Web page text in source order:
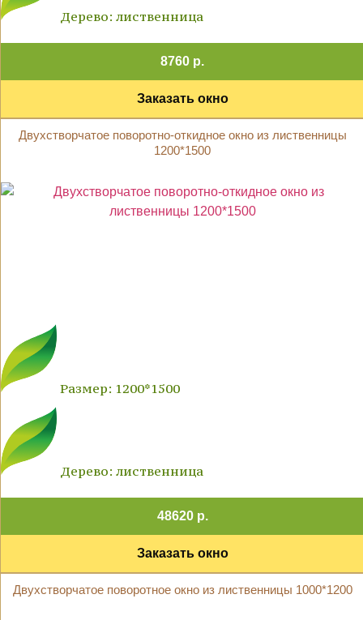
Дерево: лиственница
8760 р.
Заказать окно
Двухстворчатое поворотно-откидное окно из лиственницы
1200*1500
Размер: 1200*1500
Дерево: лиственница
48620 р.
Заказать окно
Двухстворчатое поворотное окно из лиственницы 1000*1200